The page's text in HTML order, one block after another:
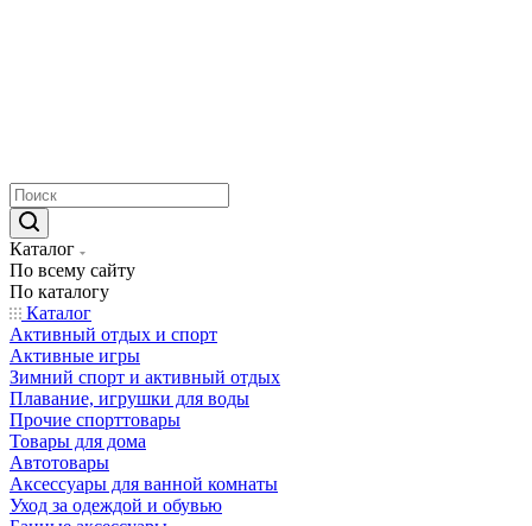
Каталог
По всему сайту
По каталогу
Каталог
Активный отдых и спорт
Активные игры
Зимний спорт и активный отдых
Плавание, игрушки для воды
Прочие спорттовары
Товары для дома
Автотовары
Аксессуары для ванной комнаты
Уход за одеждой и обувью